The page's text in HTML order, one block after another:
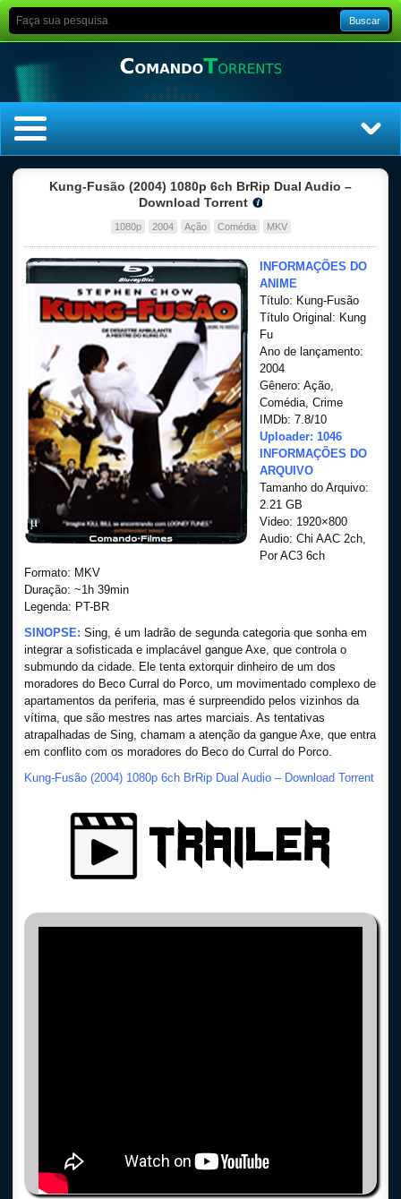
Buscar
Top Séries
Filmes
Dublado
Legendado
Kung-Fusão (2004) 1080p 6ch BrRip Dual Audio –
Download Torrent
1080p 2004 Ação Comédia MKV
INFORMAÇÕES DO
ANIME
Título: Kung-Fusão
Título Original: Kung
Fu
Ano de lançamento:
2004
Gênero: Ação,
Comédia, Crime
IMDb: 7.8/10
Uploader: 1046
INFORMAÇÕES DO
ARQUIVO
Tamanho do Arquivo:
2.21 GB
Video: 1920×800
Audio: Chi AAC 2ch,
Por AC3 6ch
Formato: MKV
Duração: ~1h 39min
Legenda: PT-BR
SINOPSE: Sing, é um ladrão de segunda categoria que sonha em
integrar a sofisticada e implacável gangue Axe, que controla o
submundo da cidade. Ele tenta extorquir dinheiro de um dos
moradores do Beco Curral do Porco, um movimentado complexo de
apartamentos da periferia, mas é surpreendido pelos vizinhos da
vítima, que são mestres nas artes marciais. As tentativas
atrapalhadas de Sing, chamam a atenção da gangue Axe, que entra
em conflito com os moradores do Beco do Curral do Porco.
Kung-Fusão (2004) 1080p 6ch BrRip Dual Audio – Download Torrent